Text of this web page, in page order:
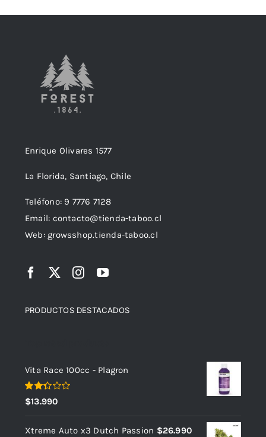
Enrique Olivares 1577
La Florida, Santiago, Chile
Teléfono: 9 7776 7128
Email: contacto@tienda-taboo.cl
Web: growsshop.tienda-taboo.cl
PRODUCTOS DESTACADOS
Vita Race 100cc - Plagron
Valorado
con
2.35
de 5
$13.990
Xtreme Auto x3 Dutch Passion $26.990